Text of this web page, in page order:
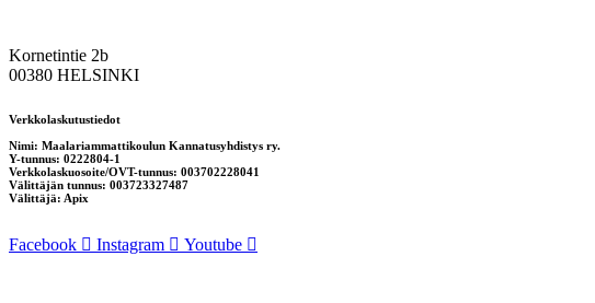
Kornetintie 2b
00380 HELSINKI
Verkkolaskutustiedot
Nimi: Maalariammattikoulun Kannatusyhdistys ry.
Y-tunnus: 0222804-1
Verkkolaskuosoite/OVT-tunnus: 003702228041
Välittäjän tunnus: 003723327487
Välittäjä: Apix
Facebook Instagram Youtube